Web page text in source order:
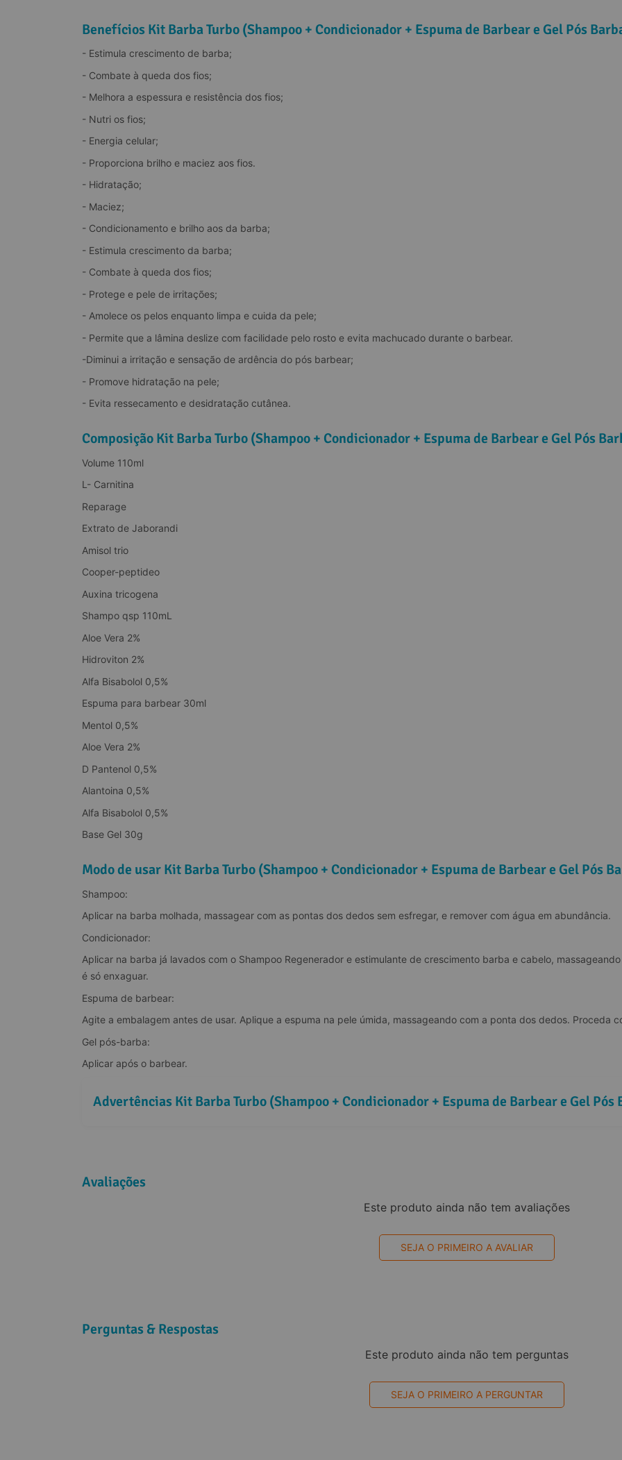
Benefícios Kit Barba Turbo (Shampoo + Condicionador + Espuma de Barbear e Gel Pós
- Estimula crescimento de barba;
- Combate à queda dos fios;
- Melhora a espessura e resistência dos fios;
- Nutri os fios;
- Energia celular;
- Proporciona brilho e maciez aos fios.
- Hidratação;
- Maciez;
- Condicionamento e brilho aos da barba;
- Estimula crescimento da barba;
- Combate à queda dos fios;
- Protege e pele de irritações;
- Amolece os pelos enquanto limpa e cuida da pele;
- Permite que a lâmina deslize com facilidade pelo rosto e evita machucado durante o barbear.
-Diminui a irritação e sensação de ardência do pós barbear;
- Promove hidratação na pele;
- Evita ressecamento e desidratação cutânea.
Composição Kit Barba Turbo (Shampoo + Condicionador + Espuma de Barbear e Gel Pós
Volume 110ml
L- Carnitina
Reparage
Extrato de Jaborandi
Amisol trio
Cooper-peptideo
Auxina tricogena
Shampo qsp 110mL
Aloe Vera 2%
Hidroviton 2%
Alfa Bisabolol 0,5%
Espuma para barbear 30ml
Mentol 0,5%
Aloe Vera 2%
D Pantenol 0,5%
Alantoina 0,5%
Alfa Bisabolol 0,5%
Base Gel 30g
Modo de usar Kit Barba Turbo (Shampoo + Condicionador + Espuma de Barbear e Gel Pós
Shampoo:
Aplicar na barba molhada, massagear com as pontas dos dedos sem esfregar, e remover com água em abundância.
Condicionador:
Aplicar na barba já lavados com o Shampoo Regenerador e estimulante de crescimento barba e cabelo,
é só enxaguar.
Espuma de barbear:
Agite a embalagem antes de usar. Aplique a espuma na pele úmida, massageando com a ponta dos dedos. Proceda
Gel pós-barba:
Aplicar após o barbear.
Advertências Kit Barba Turbo (Shampoo + Condicionador + Espuma de Barbear e Gel Pós
Avaliações
Este produto ainda não tem avaliações
SEJA O PRIMEIRO A AVALIAR
Perguntas & Respostas
Este produto ainda não tem perguntas
SEJA O PRIMEIRO A PERGUNTAR